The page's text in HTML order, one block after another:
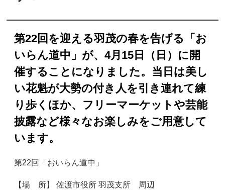
第22回を迎える羽茂の春を告げる「お
いらん道中」が、4月15日（日）に開
催することになりました。当日は美し
い花魁が大勢の付き人を引き連れて練
り歩くほか、フリーマーケットや芸能
披露など様々なお楽しみをご用意して
います。
第22回「おいらん道中」
【場 所】 佐渡市役所 羽茂支所 周辺